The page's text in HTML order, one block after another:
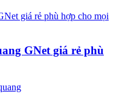
GNet giá rẻ phù